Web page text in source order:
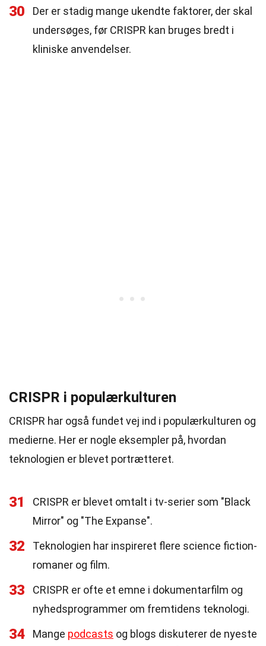
30
Der er stadig mange ukendte faktorer, der skal
undersøges, før CRISPR kan bruges bredt i
kliniske anvendelser.
CRISPR i populærkulturen
CRISPR har også fundet vej ind i populærkulturen og
medierne. Her er nogle eksempler på, hvordan
teknologien er blevet portrætteret.
31
CRISPR er blevet omtalt i tv-serier som "Black
Mirror" og "The Expanse".
32
Teknologien har inspireret flere science fiction-
romaner og film.
33
CRISPR er ofte et emne i dokumentarfilm og
nyhedsprogrammer om fremtidens teknologi.
34 Mange podcasts og blogs diskuterer de nyeste